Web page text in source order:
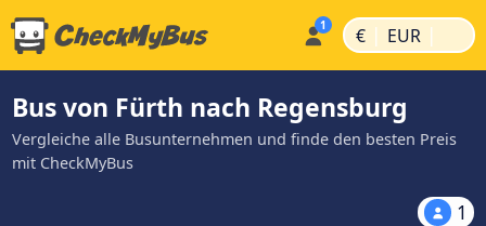
€ | EUR |
Bus von Fürth nach Regensburg
Vergleiche alle Busunternehmen und finde den besten Preis
mit CheckMyBus
1